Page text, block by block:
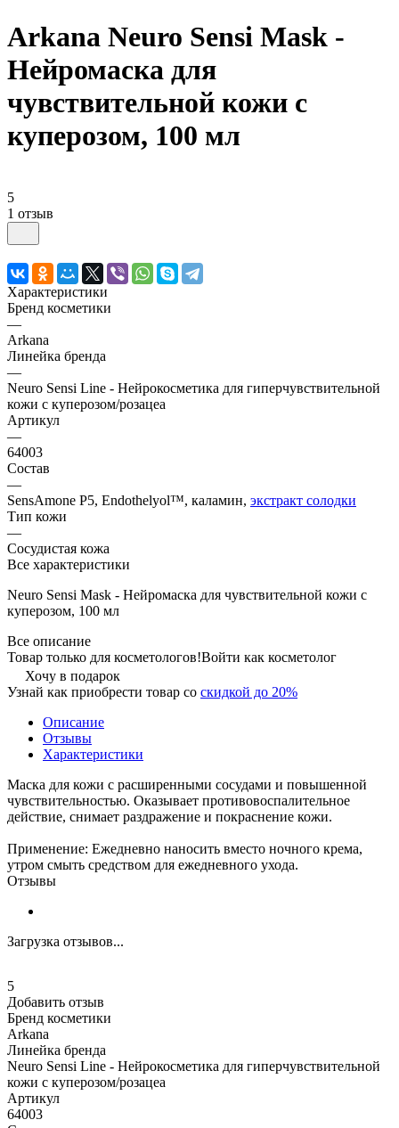
Arkana Neuro Sensi Mask -
Нейромаска для
чувствительной кожи с
куперозом, 100 мл
5
1 отзыв
Характеристики
Бренд косметики
—
Arkana
Линейка бренда
—
Neuro Sensi Line - Нейрокосметика для гиперчувствительной
кожи с куперозом/розацеа
Артикул
—
64003
Состав
—
SensAmone P5, Endothelyol™, каламин, экстракт солодки
Тип кожи
—
Сосудистая кожа
Все характеристики
Neuro Sensi Mask - Нейромаска для чувствительной кожи с
куперозом, 100 мл
Все описание
Товар только для косметологов!Войти как косметолог
Хочу в подарок
Узнай как приобрести товар со скидкой до 20%
Описание
Отзывы
Характеристики
Маска для кожи с расширенными сосудами и повышенной
чувствительностью. Оказывает противовоспалительное
действие, снимает раздражение и покраснение кожи.
Применение: Ежедневно наносить вместо ночного крема,
утром смыть средством для ежедневного ухода.
Отзывы
Загрузка отзывов...
5
Добавить отзыв
Бренд косметики
Arkana
Линейка бренда
Neuro Sensi Line - Нейрокосметика для гиперчувствительной
кожи с куперозом/розацеа
Артикул
64003